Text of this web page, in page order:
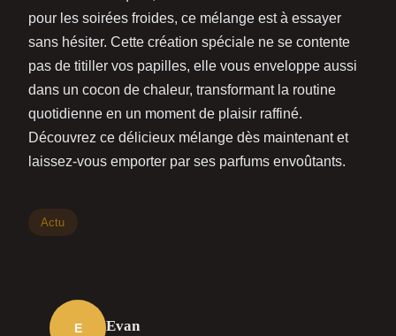
pour les soirées froides, ce mélange est à essayer
sans hésiter. Cette création spéciale ne se contente
pas de titiller vos papilles, elle vous enveloppe aussi
dans un cocon de chaleur, transformant la routine
quotidienne en un moment de plaisir raffiné.
Découvrez ce délicieux mélange dès maintenant et
laissez-vous emporter par ses parfums envoûtants.
Actu
E Evan